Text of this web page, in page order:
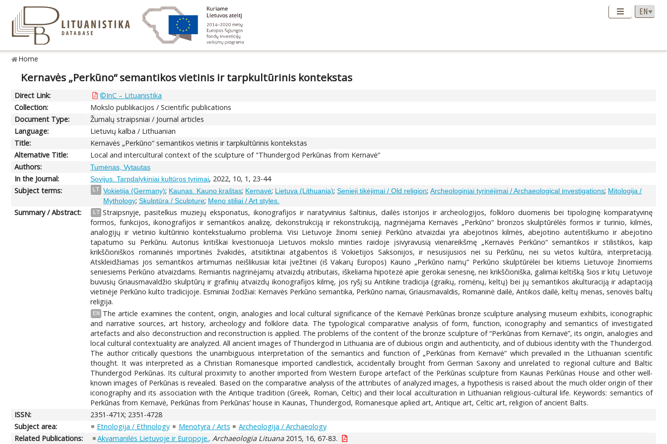
Home
Kernavės „Perkūno“ semantikos vietinis ir tarpkultūrinis kontekstas
Direct Link:
©InC – Lituanistika
Collection:
Mokslo publikacijos / Scientific publications
Document Type:
Žurnalų straipsniai / Journal articles
Language:
Lietuvių kalba / Lithuanian
Title:
Kernavės „Perkūno“ semantikos vietinis ir tarpkultūrinis kontekstas
Alternative Title:
Local and intercultural context of the sculpture of "Thundergod Perkūnas from Kernavė“
Authors:
Tumėnas, Vytautas
In the Journal: Sovijus. Tarpdalykiniai kultūros tyrimai, 2022, 10, 1, 23-44
Subject terms:
LT Vokietija (Germany); Kaunas. Kauno kraštas; Kernavė; Lietuva (Lithuania);Senieji tikėjimai / Old religion;Archeologiniai tyrinėjimai / Archaeological investigations; Mitologija /
Mythology;Skulptūra / Sculpture; Meno stiliai / Art styles.
Summary / Abstract: LT Straipsnyje, pasitelkus muziejų eksponatus, ikonografijos ir naratyvinius šaltinius, dailės istorijos ir archeologijos, folkloro duomenis bei tipologinę komparatyvinę
formos, funkcijos, ikonografijos ir semantikos analizę, dekonstrukciją ir rekonstrukciją, nagrinėjama Kernavės „Perkūno“ bronzos skulptūrėlės formos ir turinio, kilmės,
analogijų ir vietinio kultūrinio kontekstualumo problema. Visi Lietuvoje žinomi senieji Perkūno atvaizdai yra abejotinos kilmės, abejotino autentiškumo ir abejotino
tapatumo su Perkūnu. Autorius kritiškai kvestionuoja Lietuvos mokslo minties raidoje įsivyravusią vienareikšmę „Kernavės Perkūno“ semantikos ir stilistikos, kaip
krikščioniškos romaninės importinės žvakidės, atsitiktinai atgabentos iš Vokietijos Saksonijos, ir nesusijusios nei su Perkūnu, nei su vietos kultūra, interpretaciją.
Atskleidžiamas jos semantikos artimumas neišlikusiai kitai įvežtinei (iš Vakarų Europos) Kauno „Perkūno namų“ Perkūno skulptūrėlei bei kitiems Lietuvoje žinomiems
seniesiems Perkūno atvaizdams. Remiantis nagrinėjamų atvaizdų atributais, iškeliama hipotezė apie gerokai senesnę, nei krikščioniška, galimai keltišką šios ir kitų Lietuvoje
buvusių Griausmavaldžio skulptūrų ir grafinių atvaizdų ikonografijos kilmę, jos ryšį su Antikine tradicija (graikų, romėnų, keltų) bei jų semantikos akulturaciją ir adaptaciją
vietinėje Perkūno kulto tradicijoje. Esminiai žodžiai: Kernavės Perkūno semantika, Perkūno namai, Griausmavaldis, Romaninė dailė, Antikos dailė, keltų menas, senovės baltų
religija.
EN
The article examines the content, origin, analogies and local cultural significance of the Kernavė Perkūnas bronze sculpture analysing museum exhibits, iconographic
and narrative sources, art history, archeology and folklore data. The typological comparative analysis of form, function, iconography and semantics of investigated
artefacts and also deconstruction and reconstruction is applied. The problems of the content of the bronze sculpture of “Perkūnas from Kernavė”, its origin, analogies and
local cultural contextuality are analyzed. All ancient images of Thundergod in Lithuania are of dubious origin and authenticity, and of dubious identity with the Thundergod.
The author critically questions the unambiguous interpretation of the semantics and function of „Perkūnas from Kernavė“ which prevailed in the Lithuanian scientific
thought. It was interpreted as a Christian Romanesque imported candlestick, accidentally brought from German Saxony and unrelated to regional culture and Baltic
Thundergod Perkūnas. Its cultural proximity to another imported from Western Europe artefact of the Perkūnas sculpture from Kaunas Perkūnas House and other well-
known images of Perkūnas is revealed. Based on the comparative analysis of the attributes of analyzed images, a hypothesis is raised about the much older origin of their
iconography and its association with the Antique tradition (Greek, Roman, Celtic) and their local acculturation in Lithuanian religious-cultural life. Keywords: semantics of
Perkūnas from Kernavė, Perkūnas from Perkūnas’ house in Kaunas, Thundergod, Romanesque aplied art, Antique art, Celtic art, religion of ancient Balts.
ISSN:
2351-471X; 2351-4728
Subject area:
Etnologija / Ethnology Menotyra / Arts
Archeologija / Archaeology
Related Publications:
Akvamanilės Lietuvoje ir Europoje.. Archaeologia Lituana2015, 16, 67-83.